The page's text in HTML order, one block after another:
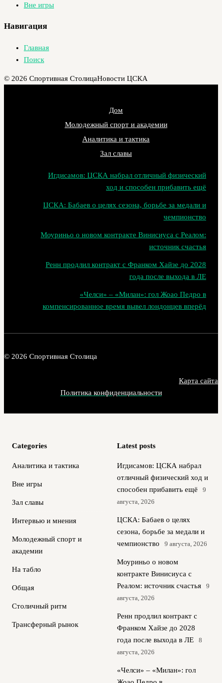
Вне игры
Навигация
Главная
Поиск
© 2026 Спортивная СтолицаНовости ЦСКА
Дом
Молодежный спорт и академии
Аналитика и тактика
Зал славы
Игдисамов: ЦСКА набрал отличный физический
ход и способен прибавить ещё
ЦСКА: Бабаев о целях сезона, борьбе за медали и
чемпионство
Моуриньо о новом контракте Винисиуса с Реалом:
источник счастья
Ренн продлил контракт с Франком Хайзе до 2028
года после выхода в ЛЕ
«Челси» – «Милан»: гол Жоао Педро в
компенсированное время вывел лондонцев вперёд
© 2026 Спортивная Столица
Карта сайта
Политика конфиденциальности
Categories
Аналитика и тактика
Вне игры
Зал славы
Интервью и мнения
Молодежный спорт и
академии
На табло
Общая
Столичный ритм
Трансферный рынок
Latest posts
Игдисамов: ЦСКА набрал
отличный физический ход и
способен прибавить ещё
9
августа, 2026
ЦСКА: Бабаев о целях
сезона, борьбе за медали и
чемпионство
9 августа, 2026
Моуриньо о новом
контракте Винисиуса с
Реалом: источник счастья
9
августа, 2026
Ренн продлил контракт с
Франком Хайзе до 2028
года после выхода в ЛЕ
8
августа, 2026
«Челси» – «Милан»: гол